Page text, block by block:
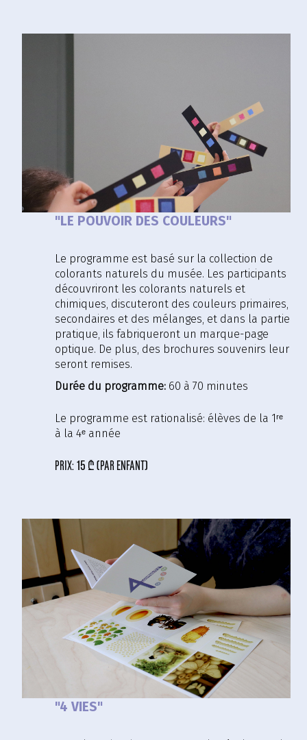
"LE POUVOIR DES COULEURS"
Le programme est basé sur la collection de
colorants naturels du musée. Les participants
découvriront les colorants naturels et
chimiques, discuteront des couleurs primaires,
secondaires et des mélanges, et dans la partie
pratique, ils fabriqueront un marque-page
optique. De plus, des brochures souvenirs leur
seront remises.
Durée du programme: 60 à 70 minutes
Le programme est rationalisé: élèves de la 1ʳᵉ
à la 4ᵉ année
prix:15 ₾ (par enfant)
"4 VIES"